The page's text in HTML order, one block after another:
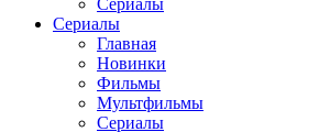
Сериалы
Сериалы
Главная
Новинки
Фильмы
Мультфильмы
Сериалы